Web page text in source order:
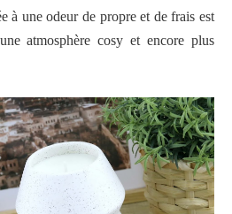
à une odeur de propre et de frais est
atmosphère cosy et encore plus